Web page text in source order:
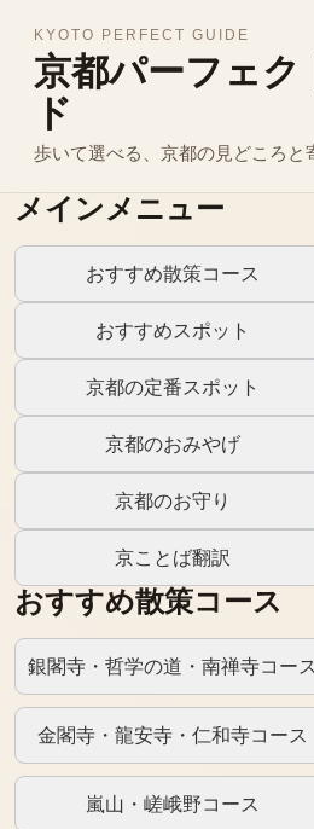
KYOTO PERFECT GUIDE
京都パーフェク
ド
歩いて選べる、京都の見どころと
メインメニュー
おすすめ散策コース
おすすめスポット
京都の定番スポット
京都のおみやげ
京都のお守り
京ことば翻訳
おすすめ散策コース
銀閣寺・哲学の道・南禅寺コース
金閣寺・龍安寺・仁和寺コース
嵐山・嵯峨野コース